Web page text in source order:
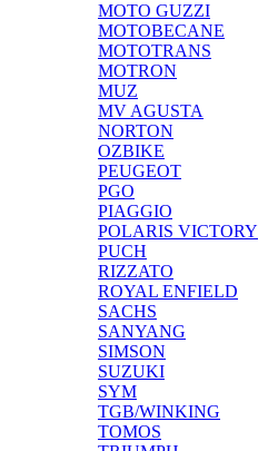
MOTO GUZZI
MOTOBECANE
MOTOTRANS
MOTRON
MUZ
MV AGUSTA
NORTON
OZBIKE
PEUGEOT
PGO
PIAGGIO
POLARIS VICTORY
PUCH
RIZZATO
ROYAL ENFIELD
SACHS
SANYANG
SIMSON
SUZUKI
SYM
TGB/WINKING
TOMOS